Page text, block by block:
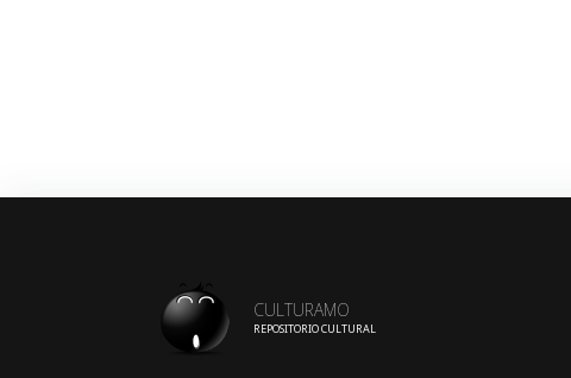
CULTURAMO
REPOSITORIO CULTURAL